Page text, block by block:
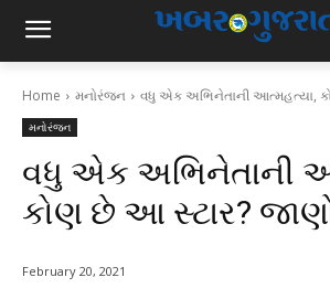
Home મનોરંજન વધુ એક અભિનેતાની આત્મહત્યા,
મનોરંજન
વધુ એક અભિનેતાની
કોણ છે આ સ્ટાર?
February 20, 2021